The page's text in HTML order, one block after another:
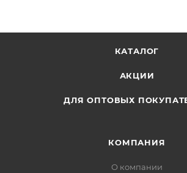
КАТАЛОГ
АКЦИИ
ДЛЯ ОПТОВЫХ
КОМПАНИЯ
О компании